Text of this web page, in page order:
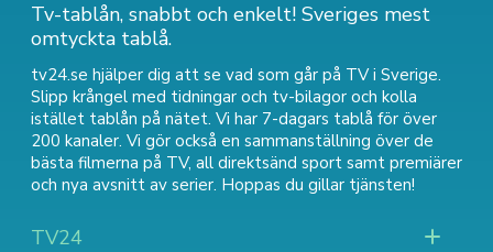
Tv-tablån, snabbt och enkelt! Sveriges mest
omtyckta tablå.
tv24.se hjälper dig att se vad som går på TV i Sverige.
Slipp krångel med tidningar och tv-bilagor och kolla
istället tablån på nätet. Vi har 7-dagars tablå för över
200 kanaler. Vi gör också en sammanställning över de
bästa filmerna på TV, all direktsänd sport samt premiärer
och nya avsnitt av serier. Hoppas du gillar tjänsten!
TV24